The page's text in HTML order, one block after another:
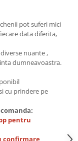
pot suferi mici
data diferita,
nuante ,
dumneavoastra.
cu prindere pe
pentru